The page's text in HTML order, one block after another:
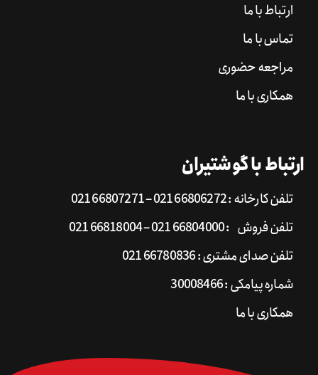
ارتباط با ما
تماس با ما
مراجعه حضوری
همکاری با ما
ارتباط با گوشتیران
تلفن کارخانه : 66806272 021 – 66807271 021
تلفن فروش : 66804000 021 – 66818004 021
تلفن صدای مشتری : 66780836 021
شماره پیامکی : 30008466
همکاری با ما